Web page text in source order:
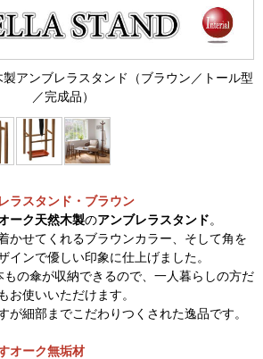
アンブレラスタンド（ブラウン／トール型
／完成品）
ラスタンド・ブラウン
ーク天然木製のアンブレラスタンド。
かせてくれるブラウンカラー、そして角を
インで優しい印象に仕上げました。
の傘が収納できるので、一人暮らしの方だ
お使いいただけます。
が細部までこだわりつくされた逸品です。
オーク無垢材